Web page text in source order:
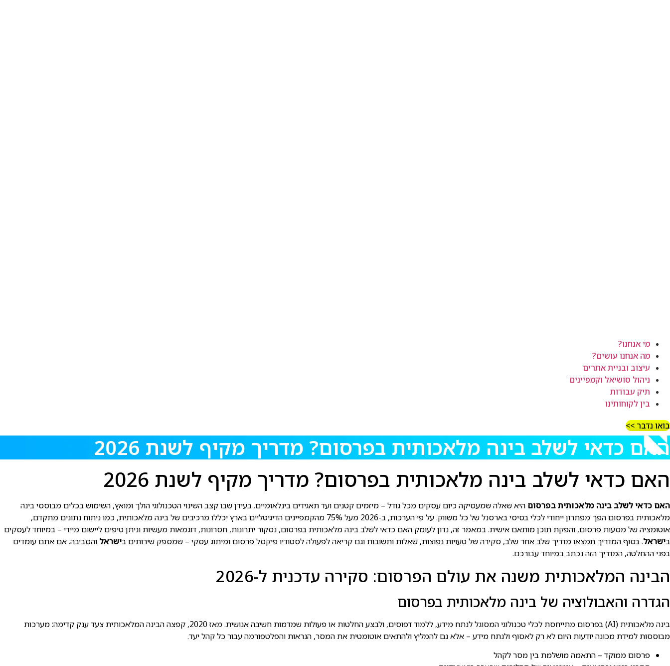
מי אנחנו?
מה אנחנו עושים?
עיצוב ובניית אתרים
ניהול סושיאל וקמפיינים
תיק עבודות
בין לקוחותינו
בואו נדבר >>
האם כדאי לשלב בינה מלאכותית בפרסום? מדריך מקיף לשנת 2026
האם כדאי לשלב בינה מלאכותית בפרסום? מדריך מקיף לשנת 2026
האם כדאי לשלב בינה מלאכותית בפרסום היא שאלה שמעסיקה כיום עסקים מכל גודל – מיזמים קטנים ועד תאגידים בינלאומיים. בעידן שבו קצב השינוי הטכנולוגי הולך ומואץ, השימוש בכלים מבוססי בינה
מלאכותית בפרסום הפך מפתרון ייחודי לכלי בסיסי בארסנל של כל משווק. על פי הערכות, ב-2026 מעל 75% מהקמפיינים הדיגיטליים בארץ יכללו מרכיבים של בינה מלאכותית, כמו ניתוח נתונים מתקדם,
אוטומציה של מסעות פרסום, והפקת תוכן מותאם אישית. במאמר זה, נדון לעומק האם כדאי לשלב בינה מלאכותית בפרסום, נסקור יתרונות, חסרונות, דוגמאות מעשיות וניתן טיפים ליישום מיידי – במיוחד לעסקים
בישראל. בסוף המדריך תמצאו מדריך שלב אחר שלב, סקירה של טעויות נפוצות, שאלות ותשובות וגם קריאה לפעולה לסטודיו פיקסל פרסום ומיתוג עסקי – שמספק שירותים בישראל והסביבה. אם אתם עומדים
בפני ההחלטה, המדריך הזה נכתב במיוחד עבורכם.
הבינה המלאכותית משנה את עולם הפרסום: סקירה עדכנית ל-2026
הגדרה והאבולוציה של בינה מלאכותית בפרסום
בינה מלאכותית (AI) בפרסום מתייחסת לכלי טכנולוגי המסוגל לנתח מידע, ללמוד דפוסים, ולבצע החלטות או פעולות שמדמות חשיבה אנושית. מאז 2020, קפצה הבינה המלאכותית צעד ענק קדימה: מערכות
מבוססות למידת מכונה יודעות היום לא רק לאסוף ולנתח מידע – אלא גם להמליץ ולהתאים אוטומטית את המסר, הנראות והפלטפורמה עבור כל קהל יעד.
פרסום ממוקד – התאמה מושלמת בין מסר לקהל